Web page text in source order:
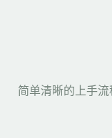
简单清晰的上手